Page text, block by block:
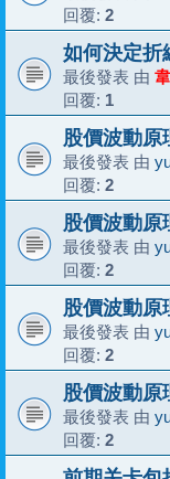
回覆: 2
如何決定折
最後發表 由
回覆: 1
股價波動原
最後發表 由
回覆: 2
股價波動原
最後發表 由
回覆: 2
股價波動原
最後發表 由
回覆: 2
股價波動原
最後發表 由
回覆: 2